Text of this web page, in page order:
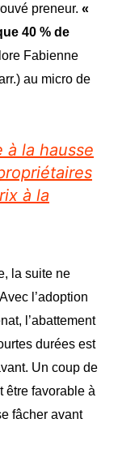
preneur. «
40 % de
Fabienne
au micro de
à la hausse
à la
, la suite ne
l’adoption
l’abattement
durées est
. Un coup de
être favorable à
fâcher avant